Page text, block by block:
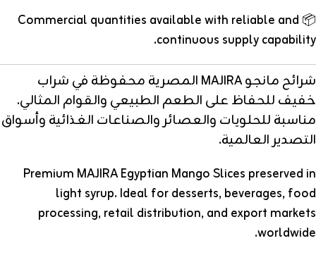
📦 Commercial quantities available with reliable and
continuous supply capability.
شرائح مانجو MAJIRA المصرية محفوظة في شراب
خفيف للحفاظ على الطعم الطبيعي والقوام المثالي.
مناسبة للحلويات والعصائر والصناعات الغذائية وأسواق
التصدير العالمية.
Premium MAJIRA Egyptian Mango Slices preserved in
light syrup. Ideal for desserts, beverages, food
processing, retail distribution, and export markets
worldwide.